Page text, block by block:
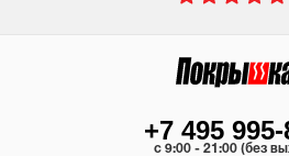
+7 495
c 9:00 - 21:00 (без